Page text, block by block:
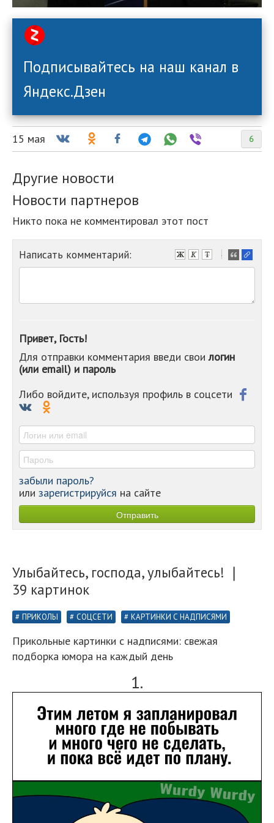
Подписывайтесь на наш канал в
Яндекс.Дзен
6
15 мая
Другие новости
Новости партнеров
Никто пока не комментировал этот пост
Написать комментарий:
-
-
-
-
-
Привет, Гость!
Для отправки комментария введи своилогин
(или email) и пароль
Либо войдите, используя профиль в соцсети
забыли пароль?
или зарегистрируйся на сайте
Улыбайтесь, господа, улыбайтесь! ❘
39 картинок
ПРИКОЛЫ СОЦСЕТИ КАРТИНКИ С НАДПИСЯМИ
Прикольные картинки с надписями: свежая
подборка юмора на каждый день
1.